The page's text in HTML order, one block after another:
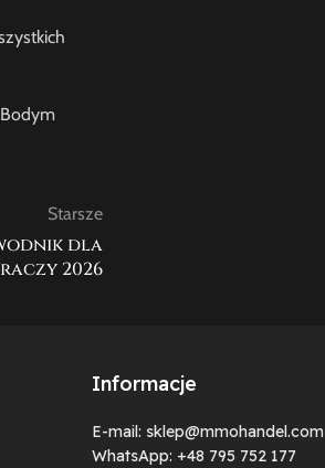
Starsze
dla
2026
Informacje
E-mail: sklep@mmohandel.com
WhatsApp: +48 795 752 177